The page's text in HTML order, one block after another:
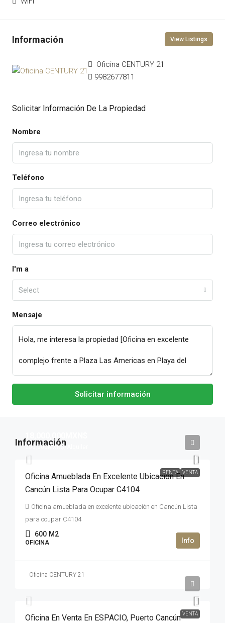
View Listings
Oficina CENTURY 21
9982677811
Solicitar Información De La Propiedad
Nombre
Teléfono
Correo electrónico
I'm a
Select
Mensaje
Solicitar información
RENTA VENTA
200,000MXN$/Alquiler
Oficina Amueblada En Excelente Ubicación En
Cancún Lista Para Ocupar C4104
Oficina amueblada en excelente ubicación en Cancún Lista
para ocupar C4104
600 M2
OFICINA
Oficina CENTURY 21
VENTA
Oficina En Venta En ESPACIO, Puerto Cancún